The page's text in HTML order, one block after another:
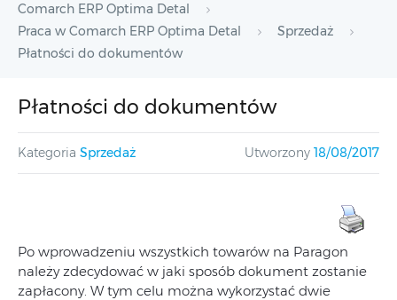
Comarch ERP Optima Detal
Praca w Comarch ERP Optima Detal
Sprzedaż
Płatności do dokumentów
Płatności do dokumentów
Kategoria Sprzedaż Utworzony 18/08/2017
Po wprowadzeniu wszystkich towarów na Paragon
należy zdecydować w jaki sposób dokument zostanie
zapłacony. W tym celu można wykorzystać dwie